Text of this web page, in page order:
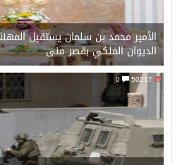
الأمير محمد بن سلمان يستقبل
الديوان الملكي بقصر منى